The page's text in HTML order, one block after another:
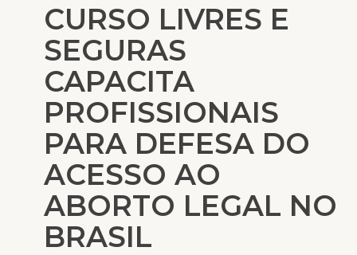
CURSO LIVRES E
SEGURAS
CAPACITA
PROFISSIONAIS
PARA DEFESA DO
ACESSO AO
ABORTO LEGAL NO
BRASIL